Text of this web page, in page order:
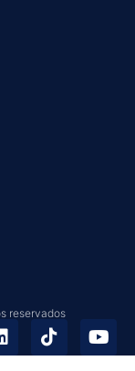
reservados